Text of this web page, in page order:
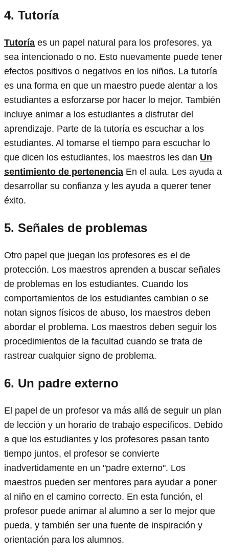
4. Tutoría
Tutoría es un papel natural para los profesores, ya
sea intencionado o no. Esto nuevamente puede tener
efectos positivos o negativos en los niños. La tutoría
es una forma en que un maestro puede alentar a los
estudiantes a esforzarse por hacer lo mejor. También
incluye animar a los estudiantes a disfrutar del
aprendizaje. Parte de la tutoría es escuchar a los
estudiantes. Al tomarse el tiempo para escuchar lo
que dicen los estudiantes, los maestros les dan Un
sentimiento de pertenencia En el aula. Les ayuda a
desarrollar su confianza y les ayuda a querer tener
éxito.
5. Señales de problemas
Otro papel que juegan los profesores es el de
protección. Los maestros aprenden a buscar señales
de problemas en los estudiantes. Cuando los
comportamientos de los estudiantes cambian o se
notan signos físicos de abuso, los maestros deben
abordar el problema. Los maestros deben seguir los
procedimientos de la facultad cuando se trata de
rastrear cualquier signo de problema.
6. Un padre externo
El papel de un profesor va más allá de seguir un plan
de lección y un horario de trabajo específicos. Debido
a que los estudiantes y los profesores pasan tanto
tiempo juntos, el profesor se convierte
inadvertidamente en un "padre externo". Los
maestros pueden ser mentores para ayudar a poner
al niño en el camino correcto. En esta función, el
profesor puede animar al alumno a ser lo mejor que
pueda, y también ser una fuente de inspiración y
orientación para los alumnos.